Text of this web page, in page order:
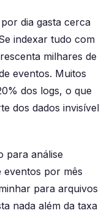
dia gasta cerca
indexar tudo com
milhares de
eventos. Muitos
dos logs, o que
dos dados invisível
para análise
por mês
para arquivos
nada além da taxa